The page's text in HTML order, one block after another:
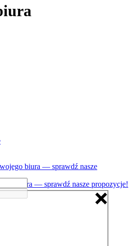
biura — sprawdź nasze propozycje!